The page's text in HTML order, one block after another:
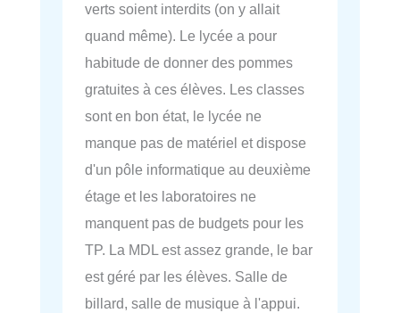
verts soient interdits (on y allait
quand même). Le lycée a pour
habitude de donner des pommes
gratuites à ces élèves. Les classes
sont en bon état, le lycée ne
manque pas de matériel et dispose
d'un pôle informatique au deuxième
étage et les laboratoires ne
manquent pas de budgets pour les
TP. La MDL est assez grande, le bar
est géré par les élèves. Salle de
billard, salle de musique à l'appui.